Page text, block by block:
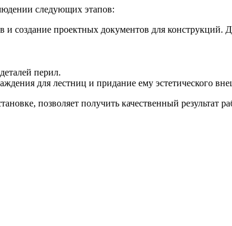
следующих этапов:
создание проектных документов для
перил.
для лестниц и придание ему эстетического
позволяет получить качественный результат